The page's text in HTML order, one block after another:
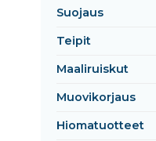
Suojaus
Teipit
Maaliruiskut
Muovikorjaus
Hiomatuotteet